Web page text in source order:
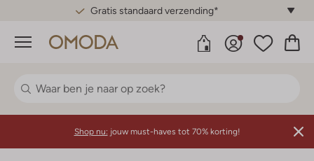
Gratis standaard verzending*
Menu
Shop nu: jouw must-haves tot 70% korting!